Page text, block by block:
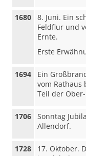
1680
8. Juni. Ein
Feldflur und
Ernte.
Erste
1694
Ein
vom Rathaus
Teil der
1706
Sonntag
Allendorf.
1728
17. Oktober.